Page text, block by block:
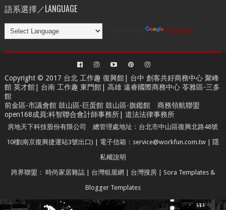
語系選擇／LANGUAGE
Translate
Copyright © 2017 台北 工作趣 復興館| 台中 創客共好商務中心聚峰
館 英才館| 台南 工作趣 東門館| 高雄 遠睿國際商務中心苓雅區-三多
館
前金區-市議會館 鼓山區-巨蛋館 鼓山區-旗鑑館 商務領航聯盟
open168成員:科智聯合會計師事務所| 道法法律事務所
房地天下科技股份有限公司 總管理處地址：台北市中山區復興北路48號
10樓(南京復興捷運站3號出口) | 電子信箱：service@workfun.com.tw | 隱
私權說明
跨界聯盟： 時尚家居雜誌| 台灣租屋網 台灣搜房| Sora Templates&
Blogger Templates